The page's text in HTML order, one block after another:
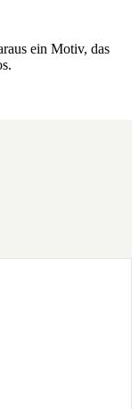
ein Motiv, das